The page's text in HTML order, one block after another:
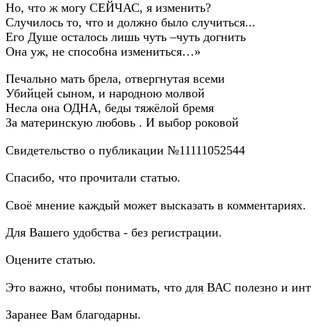
Но, что ж могу СЕЙЧАС, я изменить?
Случилось то, что и должно было случиться...
Его Душе осталось лишь чуть –чуть догнить
Она уж, не способна измениться…»
Печально мать брела, отвергнутая всеми
Убийцей сыном, и народною молвой
Несла она ОДНА, беды тяжёлой бремя
За материнскую любовь . И выбор роковой
Свидетельство о публикации №11111052544
Спасибо, что прочитали статью.
Своё мнение каждый может высказать в комментариях.
Для Вашего удобства - без регистрации.
Оцените статью.
Это важно, чтобы понимать, что для ВАС полезно и
Заранее Вам благодарны.